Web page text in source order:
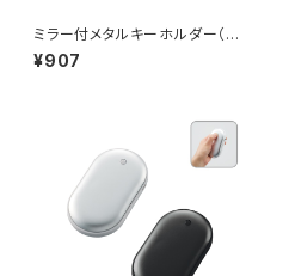
ミラー付メタルキーホルダー（ラ
ウンド） マットシルバー MG
¥907